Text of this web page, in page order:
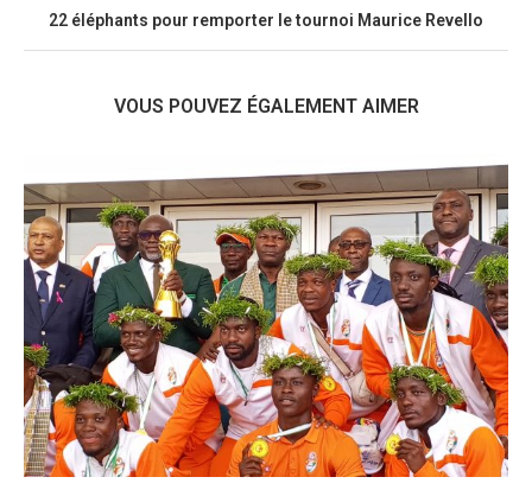
22 éléphants pour remporter le tournoi Maurice Revello
VOUS POUVEZ ÉGALEMENT AIMER